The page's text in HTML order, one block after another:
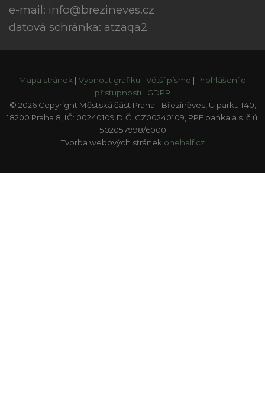
e-mail: info@brezineves.cz
datová schránka: atzaqa2
Mapa stránek | Vypnout grafiku | Větší písmo | Prohlášení o
přístupnosti | GDPR
© 2026 Copyright Městská část Praha - Březiněves, U parku 140,
18200 Praha 8, IČ: 00240109 DIČ: CZ00240109, PPF banka a.s. č.ú.
502057998/6000
Tvorba webových stránek onehalf.cz